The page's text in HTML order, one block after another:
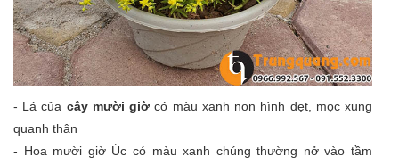
- Lá của cây mười giờ có màu xanh non hình dẹt, mọc xung
quanh thân
- Hoa mười giờ Úc có màu xanh chúng thường nở vào tầm